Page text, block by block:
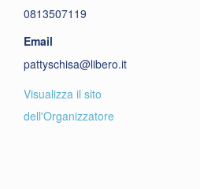
0813507119
Email
pattyschisa@libero.it
Visualizza il sito
dell'Organizzatore